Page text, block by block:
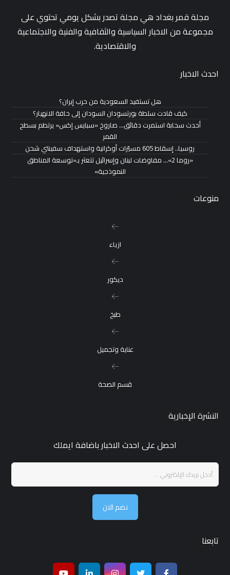
مجلة قمر بغداد هي مجلة تصدر بشكل يومي تحتوي على
مجموعة من الاخبار السياسية والثقافية والفنية والاجتماعية
والاقتصادية.
احدث الاخبار
هل تستفيد السعودية من حرب إيران؟
كيف قادت سلطة بورتسودان السودان إلى حافة الانهيار؟
أحدث سحابة استمرت دقائق… صاروخ «سبايس إكس» يرتطم بسطح
القمر
روسيا.. إسقاط 605 مسيّرات أوكرانية واستهداف سفينتي شحن
«روما 2»… مفاوضات لبنان وإسرائيل تتعثر بـ«توسعة المناطق
النموذجية»
منوعات
ازياء
ديكور
طبخ
عناية وتجميل
قسم الصحة
النشرة الإخبارية
احصل على احدث الاخبار باضافة ايملك
نضم الان
تابعنا